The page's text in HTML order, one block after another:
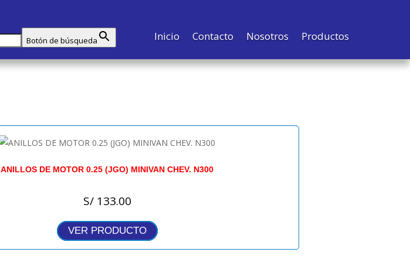
Botón de búsqueda Inicio Contacto Nosotros Productos
ANILLOS DE MOTOR 0.25 (JGO) MINIVAN CHEV. N300
S/133.00
VER PRODUCTO